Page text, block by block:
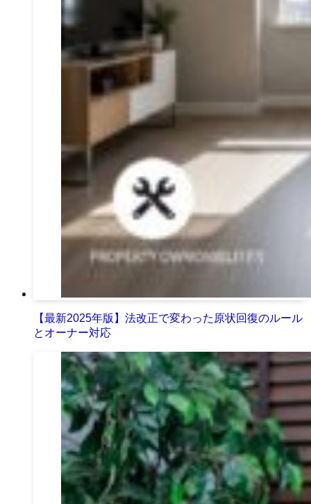
【最新2025年版】法改正で変わった原状回復のルール
とオーナー対応